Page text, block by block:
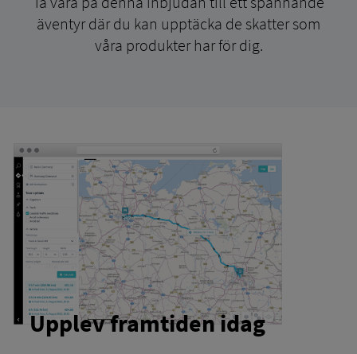
äventyr där du kan upptäcka de skatter som
våra produkter har för dig.
Upplev framtiden idag